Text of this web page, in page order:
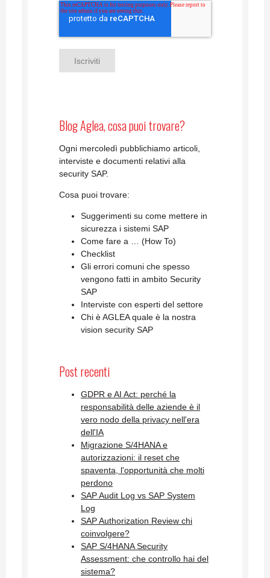
Blog Aglea, cosa puoi trovare?
Ogni mercoledì pubblichiamo articoli,
interviste e documenti relativi alla
security SAP.
Cosa puoi trovare:
Suggerimenti su come mettere in
sicurezza i sistemi SAP
Come fare a … (How To)
Checklist
Gli errori comuni che spesso
vengono fatti in ambito Security
SAP
Interviste con esperti del settore
Chi è AGLEA quale è la nostra
vision security SAP
Post recenti
GDPR e AI Act: perché la
responsabilità delle aziende è il
vero nodo della privacy nell'era
dell'IA
Migrazione S/4HANA e
autorizzazioni: il reset che
spaventa, l'opportunità che molti
perdono
SAP Audit Log vs SAP System
Log
SAP Authorization Review chi
coinvolgere?
SAP S/4HANA Security
Assessment: che controllo hai del
sistema?